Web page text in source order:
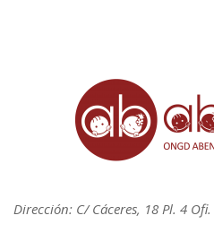
Dirección: C/ Cáceres, 18 Pl. 4